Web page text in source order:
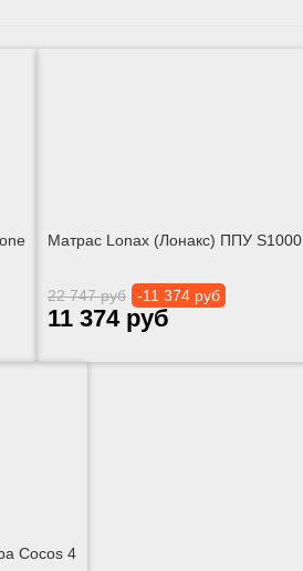
Матрас Lonax (Лонакс) ППУ S1000
22 747 руб -11 374 руб
11 374 руб
Cocos 4